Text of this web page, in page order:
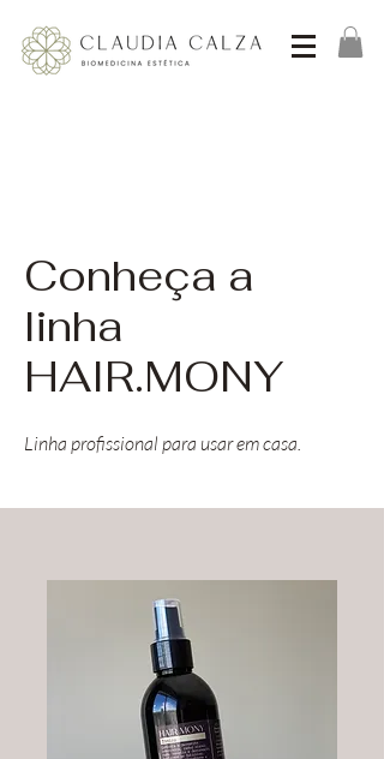
Conheça a
linha
HAIR.MONY
Linha profissional para usar em casa.